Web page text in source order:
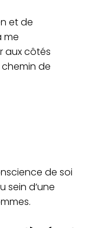
et de
me
aux côtés
de
de soi
sein d’une